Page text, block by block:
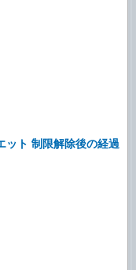
ト 制限解除後の経過